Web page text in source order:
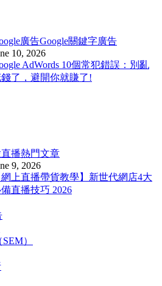
廣告Google關鍵字廣告
10, 2026
AdWords 10個常犯錯誤：別亂
了，避開你就賺了!
播熱門文章
9, 2026
網上直播帶貨教學】新世代網店4大
直播技巧 2026
）